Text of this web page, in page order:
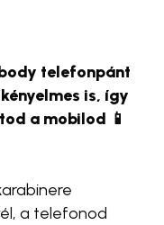
telefonpánt
is, így
a mobilod 📱
a telefonod